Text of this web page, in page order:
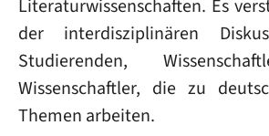
Literaturwissenschaften. Es
der interdisziplinären
Studierenden,
Wissenschaftler, die zu
Themen arbeiten.